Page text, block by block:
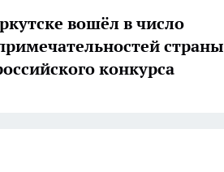
вошёл в число
страны
конкурса